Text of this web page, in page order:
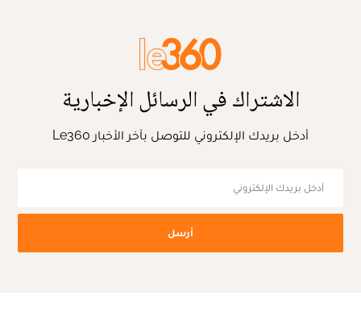
الاشتراك في الرسائل الإخبارية
أدخل بريدك الإلكتروني للتوصل بآخر الأخبار Le360
أرسل